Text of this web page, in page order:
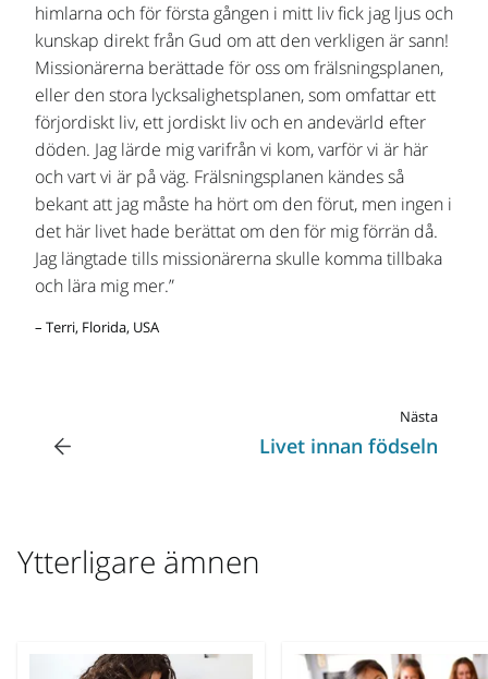
himlarna och för första gången i mitt liv fick jag ljus och
kunskap direkt från Gud om att den verkligen är sann!
Missionärerna berättade för oss om frälsningsplanen,
eller den stora lycksalighetsplanen, som omfattar ett
förjordiskt liv, ett jordiskt liv och en andevärld efter
döden. Jag lärde mig varifrån vi kom, varför vi är här
och vart vi är på väg. Frälsningsplanen kändes så
bekant att jag måste ha hört om den förut, men ingen i
det här livet hade berättat om den för mig förrän då.
Jag längtade tills missionärerna skulle komma tillbaka
och lära mig mer.”
– Terri, Florida, USA
Nästa
Livet innan födseln
Ytterligare ämnen